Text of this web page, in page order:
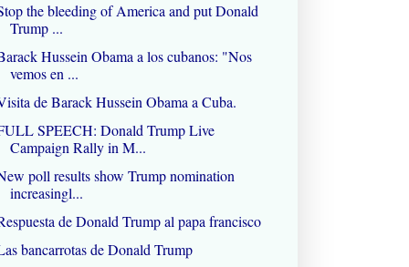
the bleeding of America and put Donald
Trump ...
Hussein Obama a los cubanos: "Nos
vemos en ...
de Barack Hussein Obama a Cuba.
SPEECH: Donald Trump Live
Campaign Rally in M...
poll results show Trump nomination
increasingl...
de Donald Trump al papa francisco
bancarrotas de Donald Trump